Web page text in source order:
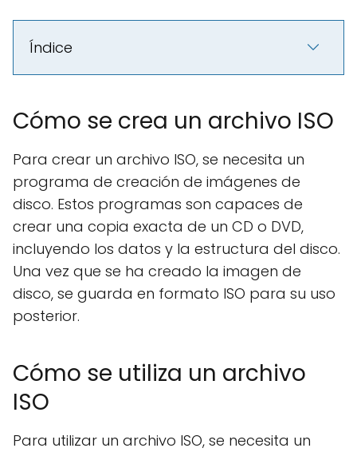
Índice
Cómo se crea un archivo ISO
Para crear un archivo ISO, se necesita un
programa de creación de imágenes de
disco. Estos programas son capaces de
crear una copia exacta de un CD o DVD,
incluyendo los datos y la estructura del disco.
Una vez que se ha creado la imagen de
disco, se guarda en formato ISO para su uso
posterior.
Cómo se utiliza un archivo
ISO
Para utilizar un archivo ISO, se necesita un